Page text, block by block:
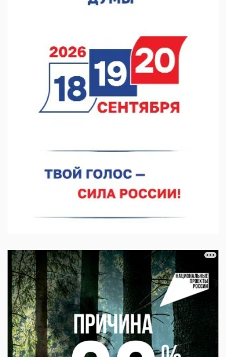
В Нижегородской области наградили лидеров
06.08.2026 18:02